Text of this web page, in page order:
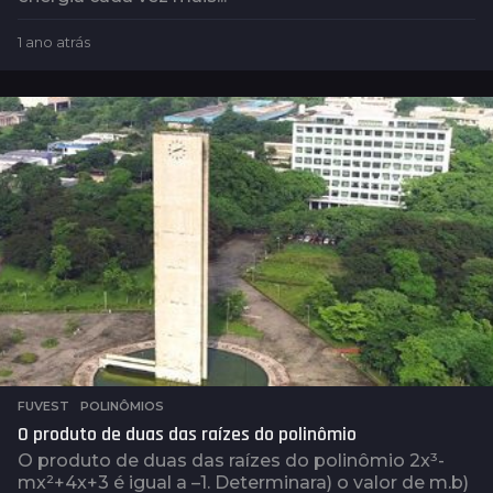
1 ano atrás
o
a
t
r
á
s
FUVEST ,POLINÔMIOS
O produto de duas das raízes do polinômio
O produto de duas das raízes do polinômio 2x³-
mx²+4x+3 é igual a –1. Determinara) o valor de m.b)